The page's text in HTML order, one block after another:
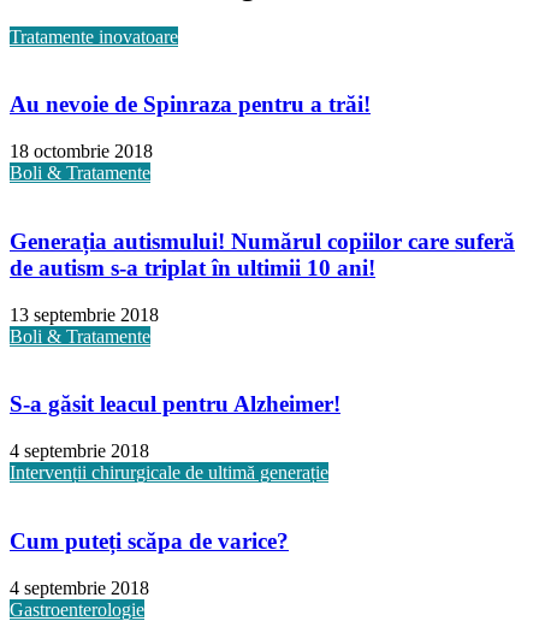
Tratamente inovatoare
Au nevoie de Spinraza pentru a trăi!
18 octombrie 2018
Boli & Tratamente
Generația autismului! Numărul copiilor care suferă
de autism s-a triplat în ultimii 10 ani!
13 septembrie 2018
Boli & Tratamente
S-a găsit leacul pentru Alzheimer!
4 septembrie 2018
Intervenții chirurgicale de ultimă generație
Cum puteți scăpa de varice?
4 septembrie 2018
Gastroenterologie